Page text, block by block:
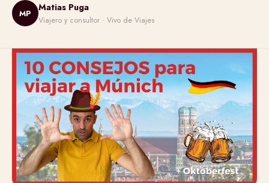
MP
Matias Puga
Viajero y consultor · Vivo de Viajes